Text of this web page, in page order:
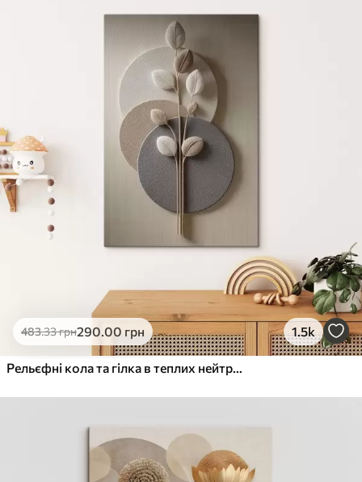
Яскраві, насичені кольори
Стійкість до вицвітання
Безпечне чорнило без запаху
Поверхня з текстурою полотна
Екологічний матеріал
Преміум
Від490
Яскраві, насичені кольори
Стійкість до вицвітання
Безпечне чорнило без запаху
Поверхня з текстурою полотна
Еко-Преміум
.00грн
✓Яскраві, насичені кольори
Поверхня з текстурою полотна
Екологічний матеріал
483.33грн290.00 грн 1.5k
Рельєфні кола та гілка в теплих нейтральних тонах